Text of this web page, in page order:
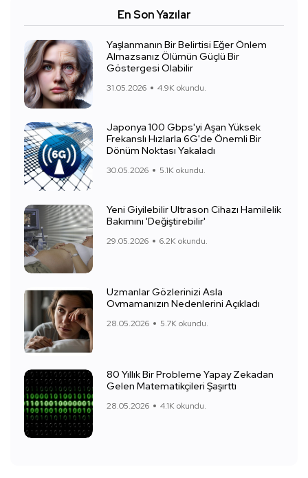
En Son Yazılar
Yaşlanmanın Bir Belirtisi Eğer Önlem
Almazsanız Ölümün Güçlü Bir
Göstergesi Olabilir
31.05.2026 4.9K okundu.
Japonya 100 Gbps'yi Aşan Yüksek
Frekanslı Hızlarla 6G'de Önemli Bir
Dönüm Noktası Yakaladı
30.05.2026 5.1K okundu.
Yeni Giyilebilir Ultrason Cihazı Hamilelik
Bakımını 'Değiştirebilir'
29.05.2026 6.2K okundu.
Uzmanlar Gözlerinizi Asla
Ovmamanızın Nedenlerini Açıkladı
28.05.2026 5.7K okundu.
80 Yıllık Bir Probleme Yapay Zekadan
Gelen Matematikçileri Şaşırttı
28.05.2026 4.1K okundu.